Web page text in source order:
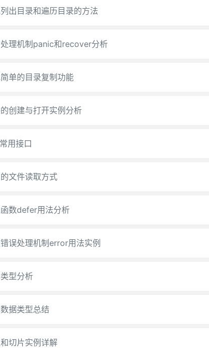
出目录和遍历目录的方法
理机制panic和recover分析
单的目录复制功能
创建与打开实例分析
用接口
文件读取方式
数defer用法分析
误处理机制error用法实例
型分析
据类型总结
切片实例详解